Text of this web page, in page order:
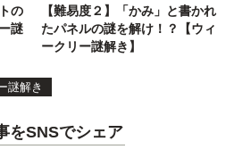
の
謎
【難易度２】「かみ」と書かれ
たパネルの謎を解け！？【ウィ
ークリー謎解き】
謎解き
をSNSでシェア